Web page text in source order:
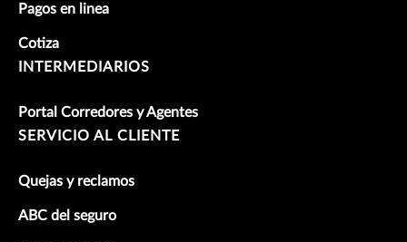
Pagos en linea
Cotiza
INTERMEDIARIOS
Portal Corredores y Agentes
SERVICIO AL CLIENTE
Quejas y reclamos
ABC del seguro